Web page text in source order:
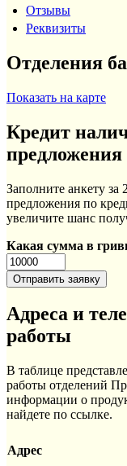
Отзывы
Реквизиты
Отделения
Показать на карте
Кредит
предложения
Заполните анкету
предложения по
увеличите шанс
Какая сумма в
Адреса и
работы
В таблице
работы отделений
информации о
найдете по ссылке.
Адрес